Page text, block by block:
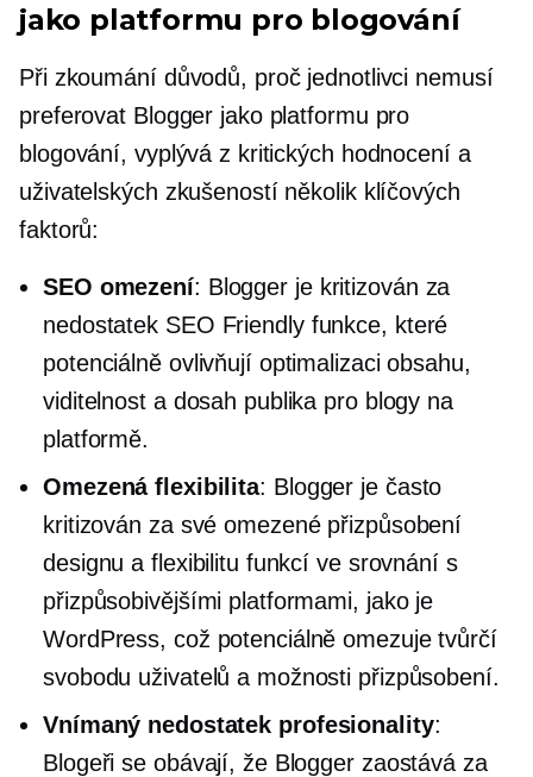
jako platformu pro blogování
Při zkoumání důvodů, proč jednotlivci nemusí
preferovat Blogger jako platformu pro
blogování, vyplývá z kritických hodnocení a
uživatelských zkušeností několik klíčových
faktorů:
SEO omezení: Blogger je kritizován za
nedostatek SEO Friendlyfunkce, které
potenciálně ovlivňují optimalizaci obsahu,
viditelnost a dosah publika pro blogy na
platformě.
Omezená flexibilita: Blogger je často
kritizován za své omezené přizpůsobení
designu a flexibilitu funkcí ve srovnání s
přizpůsobivějšími platformami, jako je
WordPress, což potenciálně omezuje tvůrčí
svobodu uživatelů a možnosti přizpůsobení.
Vnímaný nedostatek profesionality:
Blogeři se obávají, že Blogger zaostává za